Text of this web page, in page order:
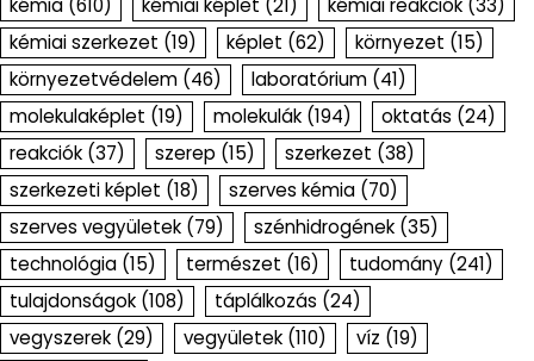
kémia (610) kémiai képlet (21) kémiai reakciók (33)
kémiai szerkezet (19) képlet (62) környezet (15)
környezetvédelem (46) laboratórium (41)
molekulaképlet (19) molekulák (194) oktatás (24)
reakciók (37) szerep (15) szerkezet (38)
szerkezeti képlet (18) szerves kémia (70)
szerves vegyületek (79) szénhidrogének (35)
technológia (15) természet (16) tudomány (241)
tulajdonságok (108) táplálkozás (24)
vegyszerek (29) vegyületek (110) víz (19)